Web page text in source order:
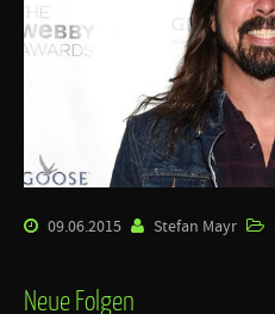
09.06.2015 Stefan Mayr
Neue Folgen